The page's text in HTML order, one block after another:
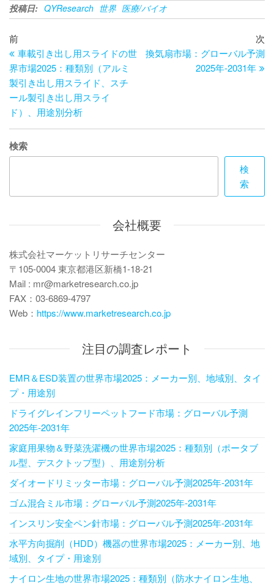
投稿日: QYResearch 世界 医療/バイオ
投
稿
ナ
ビ
ゲ
ー
シ
ン
過
去
の
投
稿
前
車載引き出し用スライドの世
界市場2025：種類別（アルミ
製引き出し用スライド、スチ
ール製引き出し用スライ
ド）、用途別分析
次
換気扇市場：グローバル予測
2025年-2031年
検索
検
索
会社概要
株式会社マーケットリサーチセンター
〒105-0004 東京都港区新橋1-18-21
Mail : mr@marketresearch.co.jp
FAX：03-6869-4797
Web： https://www.marketresearch.co.jp
注目の調査レポート
EMR＆ESD装置の世界市場2025：メーカー別、地域別、タイ
プ・用途別
ドライグレインフリーペットフード市場：グローバル予測
2025年-2031年
家庭用果物＆野菜洗濯機の世界市場2025：種類別（ポータブ
ル型、デスクトップ型）、用途別分析
ダイオードリミッター市場：グローバル予測2025年-2031年
ゴム混合ミル市場：グローバル予測2025年-2031年
インスリン安全ペン針市場：グローバル予測2025年-2031年
水平方向掘削（HDD）機器の世界市場2025：メーカー別、地
域別、タイプ・用途別
ナイロン生地の世界市場2025：種類別（防水ナイロン生地、